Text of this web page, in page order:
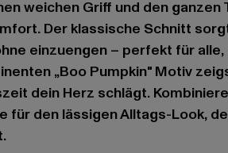
weichen Griff und den ganzen
Der klassische Schnitt
einzuengen – perfekt für
„Boo Pumpkin" Motiv
dein Herz schlägt.
für den lässigen Alltags-Look,